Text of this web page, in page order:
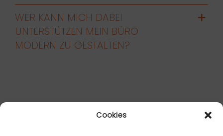
Cookies
WER KANN MICH DABEI
UNTERSTÜTZEN MEIN BÜRO
MODERN ZU GESTALTEN?